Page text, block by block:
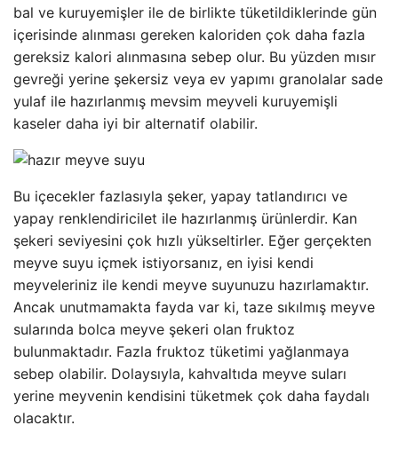
bal ve kuruyemişler ile de birlikte tüketildiklerinde gün
içerisinde alınması gereken kaloriden çok daha fazla
gereksiz kalori alınmasına sebep olur. Bu yüzden mısır
gevreği yerine şekersiz veya ev yapımı granolalar sade
yulaf ile hazırlanmış mevsim meyveli kuruyemişli
kaseler daha iyi bir alternatif olabilir.
Bu içecekler fazlasıyla şeker, yapay tatlandırıcı ve
yapay renklendiricilet ile hazırlanmış ürünlerdir. Kan
şekeri seviyesini çok hızlı yükseltirler. Eğer gerçekten
meyve suyu içmek istiyorsanız, en iyisi kendi
meyveleriniz ile kendi meyve suyunuzu hazırlamaktır.
Ancak unutmamakta fayda var ki, taze sıkılmış meyve
sularında bolca meyve şekeri olan fruktoz
bulunmaktadır. Fazla fruktoz tüketimi yağlanmaya
sebep olabilir. Dolaysıyla, kahvaltıda meyve suları
yerine meyvenin kendisini tüketmek çok daha faydalı
olacaktır.